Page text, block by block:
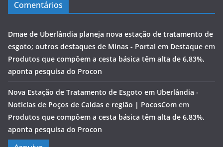
Comentários
Dmae de Uberlândia planeja nova estação de tratamento de
esgoto; outros destaques de Minas - Portal em Destaque em
Produtos que compõem a cesta básica têm alta de 6,83%,
aponta pesquisa do Procon
Nova Estação de Tratamento de Esgoto em Uberlândia -
Notícias de Poços de Caldas e região | PocosCom em
Produtos que compõem a cesta básica têm alta de 6,83%,
aponta pesquisa do Procon